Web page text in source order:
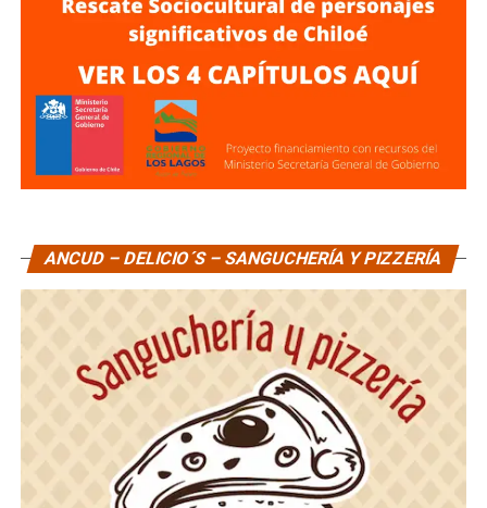
ANCUD – DELICIO´S – SANGUCHERÍA Y PIZZERÍA